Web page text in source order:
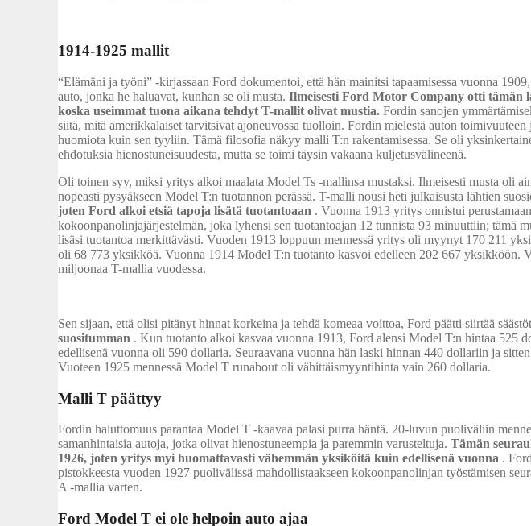
1914-1925 mallit
“Elämäni ja työni” -kirjassaan Ford dokumentoi, että hän mainitsi tapaamisessa vuonna
auto, jonka he haluavat, kunhan se oli musta. Ilmeisesti Ford Motor Company otti tämän
koska useimmat tuona aikana tehdyt T-mallit olivat mustia. Fordin sanojen
siitä, mitä amerikkalaiset tarvitsivat ajoneuvossa tuolloin. Fordin mielestä auton
huomiota kuin sen tyyliin. Tämä filosofia näkyy malli T:n rakentamisessa. Se oli
ehdotuksia hienostuneisuudesta, mutta se toimi täysin vakaana kuljetusvälineenä.
Oli toinen syy, miksi yritys alkoi maalata Model Ts -mallinsa mustaksi. Ilmeisesti musta oli
nopeasti pysyäkseen Model T:n tuotannon perässä. T-malli nousi heti julkaisusta lähtien
joten Ford alkoi etsiä tapoja lisätä tuotantoaan . Vuonna 1913 yritys onnistui
kokoonpanolinjajärjestelmän, joka lyhensi sen tuotantoajan 12 tunnista 93 minuuttiin; tämä
lisäsi tuotantoa merkittävästi. Vuoden 1913 loppuun mennessä yritys oli myynyt 170 211
oli 68 773 yksikköä. Vuonna 1914 Model T:n tuotanto kasvoi edelleen 202 667 yksikköön.
miljoonaa T-mallia vuodessa.
Sen sijaan, että olisi pitänyt hinnat korkeina ja tehdä komeaa voittoa, Ford päätti siirtää
suositumman . Kun tuotanto alkoi kasvaa vuonna 1913, Ford alensi Model T:n hintaa 525
edellisenä vuonna oli 590 dollaria. Seuraavana vuonna hän laski hinnan 440 dollariin ja
Vuoteen 1925 mennessä Model T runabout oli vähittäismyyntihinta vain 260 dollaria.
Malli T päättyy
Fordin haluttomuus parantaa Model T -kaavaa palasi purra häntä. 20-luvun puoliväliin
samanhintaisia autoja, jotka olivat hienostuneempia ja paremmin varusteltuja. Tämän
1926, joten yritys myi huomattavasti vähemmän yksiköitä kuin edellisenä vuonna .
pistokkeesta vuoden 1927 puolivälissä mahdollistaakseen kokoonpanolinjan työstämisen
A -mallia varten.
Ford Model T ei ole helpoin auto ajaa